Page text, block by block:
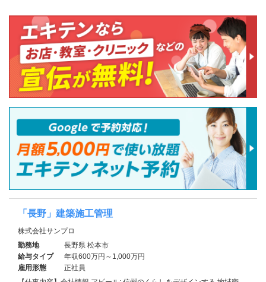
「長野」建築施工管理
株式会社サンプロ
勤務地
長野県 松本市
給与タイプ
年収600万円～1,000万円
雇用形態
正社員